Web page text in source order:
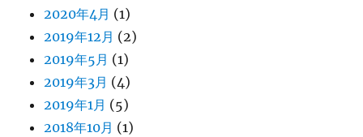
2020年4月 (1)
2019年12月 (2)
2019年5月 (1)
2019年3月 (4)
2019年1月 (5)
2018年10月 (1)